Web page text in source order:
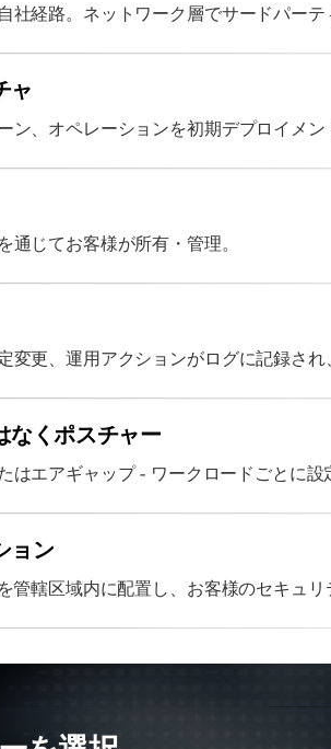
社経路。ネットワーク層でサードパー
ャ
ン、オペレーションを初期デプロイメン
じてお客様が所有・管理。
変更、運用アクションがログに記録され
なくポスチャー
はエアギャップ - ワークロードごとに設
ョン
管轄区域内に配置し、お客様のセキュリ